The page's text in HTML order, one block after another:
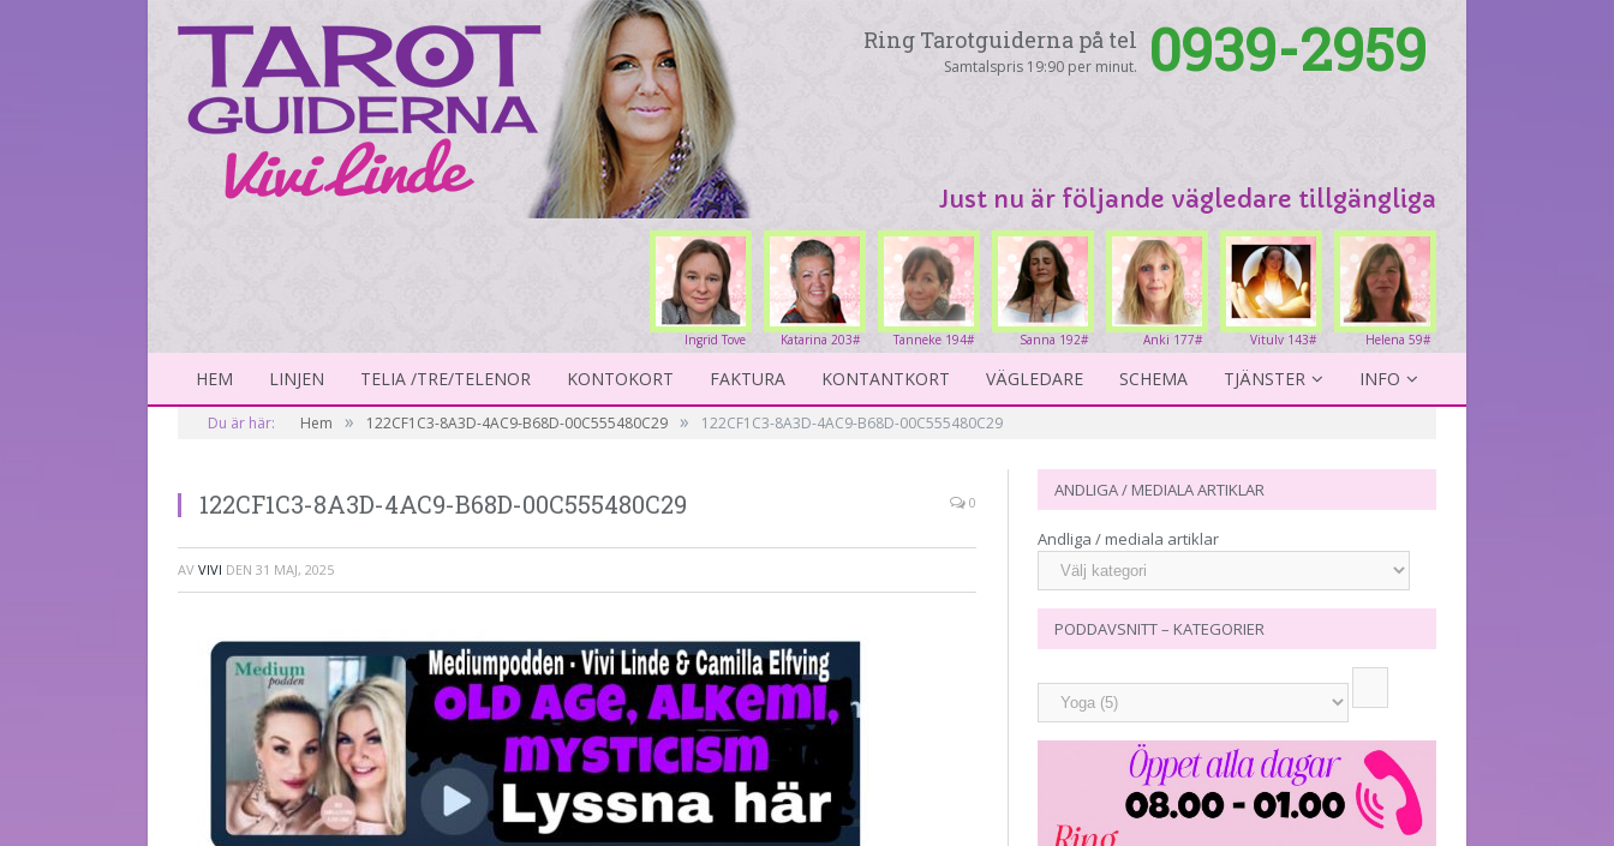
Ring Tarotguiderna på tel
Samtalspris 19:90 per minut. 0939-2959
Just nu är följande vägledare tillgängliga
Helena 59#
Vitulv 143#
Anki 177#
Sanna 192#
Tanneke 194#
Katarina 203#
Ingrid Tove
234#
HEM LINJEN TELIA /TRE/TELENOR KONTOKORT FAKTURA KONTANTKORT VÄGLEDARE SCHEMA TJÄNSTER INFO
Du är här: Hem » 122CF1C3-8A3D-4AC9-B68D-00C555480C29 » 122CF1C3-8A3D-4AC9-B68D-00C555480C29
122CF1C3-8A3D-4AC9-B68D-00C555480C29 0
AV VIVI DEN 31 MAJ, 2025
ANDLIGA / MEDIALA ARTIKLAR
Andliga / mediala artiklar
PODDAVSNITT – KATEGORIER